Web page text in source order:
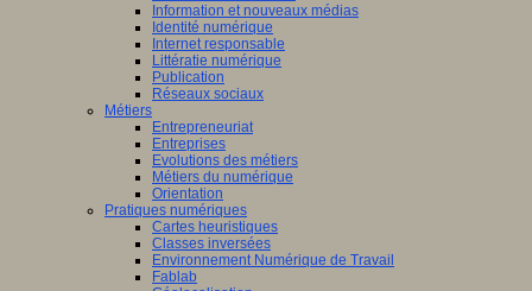
Information et nouveaux médias
Identité numérique
Internet responsable
Littératie numérique
Publication
Réseaux sociaux
Métiers
Entrepreneuriat
Entreprises
Evolutions des métiers
Métiers du numérique
Orientation
Pratiques numériques
Cartes heuristiques
Classes inversées
Environnement Numérique de Travail
Fablab